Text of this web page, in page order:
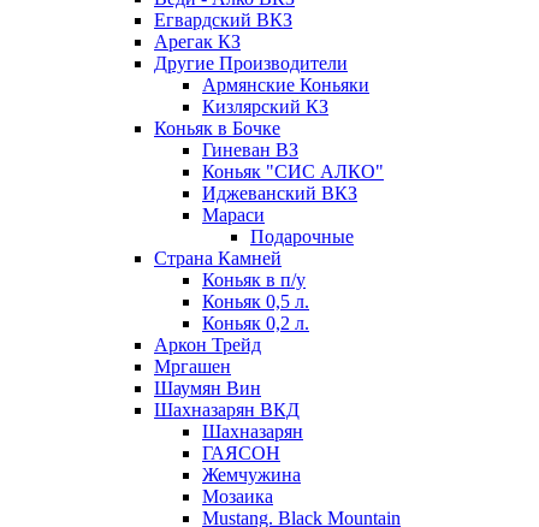
Егвардский ВКЗ
Арегак КЗ
Другие Производители
Армянские Коньяки
Кизлярский КЗ
Коньяк в Бочке
Гиневан ВЗ
Коньяк "СИС АЛКО"
Иджеванский ВКЗ
Мараси
Подарочные
Страна Камней
Коньяк в п/у
Коньяк 0,5 л.
Коньяк 0,2 л.
Аркон Трейд
Мргашен
Шаумян Вин
Шахназарян ВКД
Шахназарян
ГАЯСОН
Жемчужина
Мозаика
Mustang. Black Mountain